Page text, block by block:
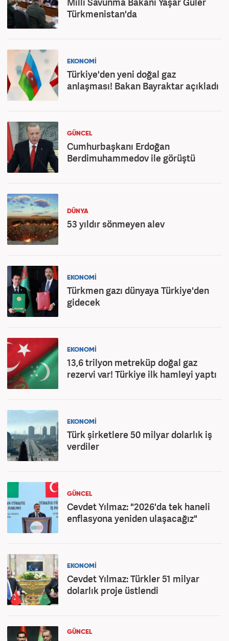
Türkmenistan'da
EKONOMİ
Türkiye'den yeni doğal gaz
anlaşması! Bakan Bayraktar açıkladı
GÜNCEL
Cumhurbaşkanı Erdoğan
Berdimuhammedov ile görüştü
DÜNYA
53 yıldır sönmeyen alev
EKONOMİ
Türkmen gazı dünyaya Türkiye'den
gidecek
EKONOMİ
13,6 trilyon metreküp doğal gaz
rezervi var! Türkiye ilk hamleyi yaptı
EKONOMİ
Türk şirketlere 50 milyar dolarlık iş
verdiler
GÜNCEL
Cevdet Yılmaz: "2026'da tek haneli
enflasyona yeniden ulaşacağız"
EKONOMİ
Cevdet Yılmaz: Türkler 51 milyar
dolarlık proje üstlendi
GÜNCEL